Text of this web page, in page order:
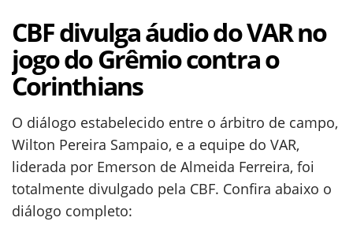
CBF divulga áudio do VAR no
jogo do Grêmio contra o
Corinthians
O diálogo estabelecido entre o árbitro de campo,
Wilton Pereira Sampaio, e a equipe do VAR,
liderada por Emerson de Almeida Ferreira, foi
totalmente divulgado pela CBF. Confira abaixo o
diálogo completo: